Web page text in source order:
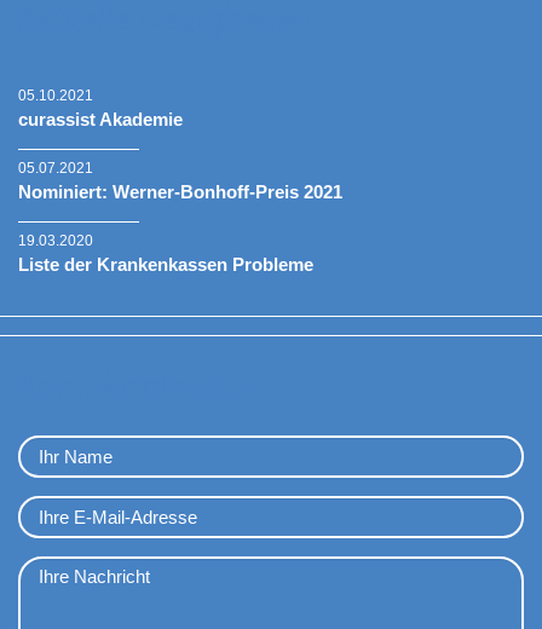
05.10.2021
curassist Akademie
05.07.2021
Nominiert: Werner-Bonhoff-Preis 2021
19.03.2020
Liste der Krankenkassen Probleme